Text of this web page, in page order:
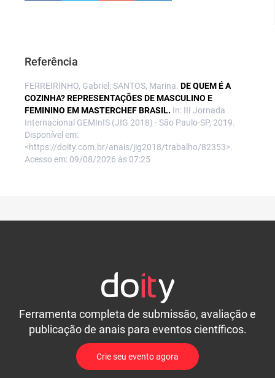
Referência
FERREIRINHO, Gabriel; SANTOS, Marina. DE QUEM É A
COZINHA? REPRESENTAÇÕES DE MASCULINO E
FEMININO EM MASTERCHEF BRASIL. In: III Jornada
Internacional GEMInIS (JIG 2018) - São Paulo-SP, 2019.
Disponível em:
<https://doity.com.br/anais/jig2018/trabalho/82353>.
Acesso em: 09/08/2026 às 07:25
Ferramenta completa de submissão, avaliação e
publicação de anais para eventos científicos.
Crie seu evento agora